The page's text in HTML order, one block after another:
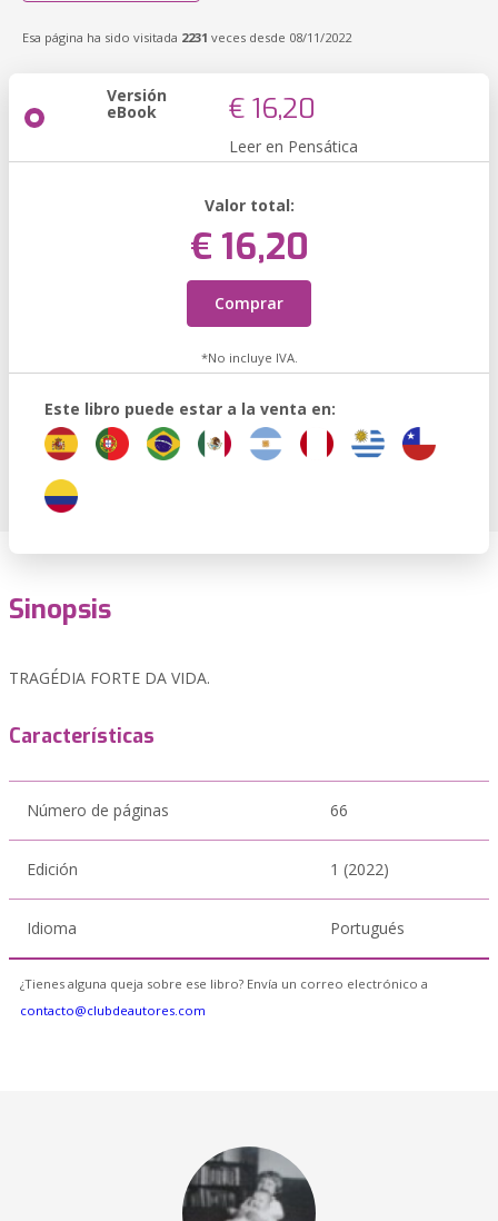
Esa página ha sido visitada 2231 veces desde 08/11/2022
Versión
eBook € 16,20
Leer en Pensática
Valor total:
€ 16,20
Comprar
*No incluye IVA.
Este libro puede estar a la venta en:
Sinopsis
TRAGÉDIA FORTE DA VIDA.
Características
Número de páginas 66
Edición 1 (2022)
Idioma Portugués
¿Tienes alguna queja sobre ese libro? Envía un correo electrónico a
contacto@clubdeautores.com